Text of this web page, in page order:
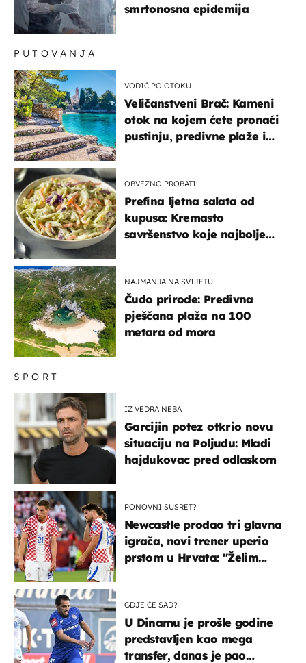
smrtonosna epidemija
SPORT
IZ VEDRA NEBA
Garcijin potez otkrio novu
situaciju na Poljudu: Mladi
hajdukovac pred odlaskom
PONOVNI SUSRET?
Newcastle prodao tri glavna
igrača, novi trener uperio
prstom u Hrvata: "Želim
GDJE ĆE SAD?
U Dinamu je prošle godine
predstavljen kao mega
transfer, danas je pao
PUTOVANJA
VODIČ PO OTOKU
Veličanstveni Brač: Kameni
otok na kojem ćete pronaći
pustinju, predivne plaže i
OBVEZNO PROBATI!
Prefina ljetna salata od
kupusa: Kremasto
savršenstvo koje najbolje
NAJMANJA NA SVIJETU
Čudo prirode: Predivna
pješčana plaža na 100
metara od mora